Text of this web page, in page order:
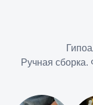
Ручная сборка.